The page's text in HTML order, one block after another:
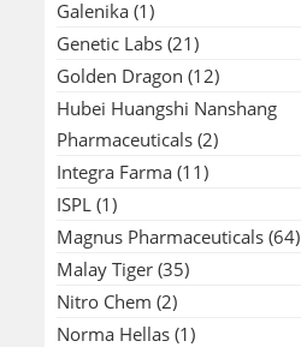
Galenika (1)
Genetic Labs (21)
Golden Dragon (12)
Hubei Huangshi Nanshang
Pharmaceuticals (2)
Integra Farma (11)
ISPL (1)
Magnus Pharmaceuticals (64)
Malay Tiger (35)
Nitro Chem (2)
Norma Hellas (1)